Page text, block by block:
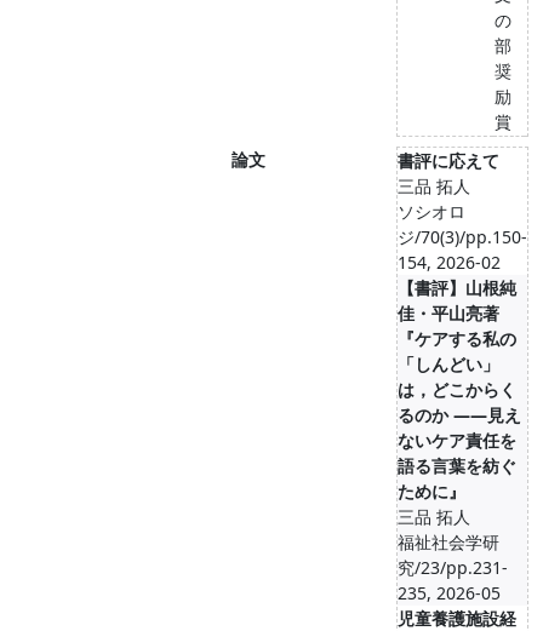
の
部
奨
励
賞
論文
書評に応えて
三品 拓人
ソシオロ
ジ/70(3)/pp.150-
154, 2026-02
【書評】山根純
佳・平山亮著
『ケアする私の
「しんどい」
は，どこからく
るのか ――見え
ないケア責任を
語る言葉を紡ぐ
ために』
三品 拓人
福祉社会学研
究/23/pp.231-
235, 2026-05
児童養護施設経